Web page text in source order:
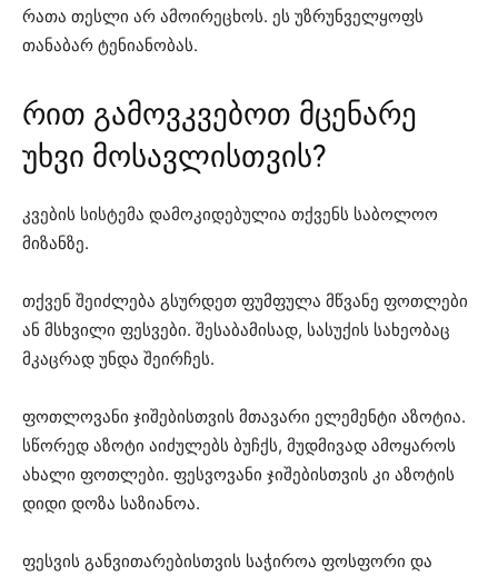
რათა თესლი არ ამოირეცხოს. ეს უზრუნველყოფს
თანაბარ ტენიანობას.
რით გამოვკვებოთ მცენარე
უხვი მოსავლისთვის?
კვების სისტემა დამოკიდებულია თქვენს საბოლოო
მიზანზე.
თქვენ შეიძლება გსურდეთ ფუმფულა მწვანე ფოთლები
ან მსხვილი ფესვები. შესაბამისად, სასუქის სახეობაც
მკაცრად უნდა შეირჩეს.
ფოთლოვანი ჯიშებისთვის მთავარი ელემენტი აზოტია.
სწორედ აზოტი აიძულებს ბუჩქს, მუდმივად ამოყაროს
ახალი ფოთლები. ფესვოვანი ჯიშებისთვის კი აზოტის
დიდი დოზა საზიანოა.
ფესვის განვითარებისთვის საჭიროა ფოსფორი და